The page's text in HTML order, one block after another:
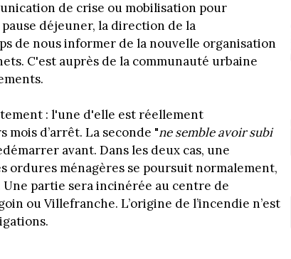
de crise ou mobilisation pour
déjeuner, la direction de la
de nous informer de la nouvelle organisation
C'est auprès de la communauté urbaine
: l'une d'elle est réellement
d’arrêt. La seconde "ne semble avoir subi
avant. Dans les deux cas, une
ordures ménagères se poursuit normalement,
partie sera incinérée au centre de
ou Villefranche. L’origine de l’incendie n’est